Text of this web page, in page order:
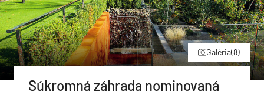
Galéria(8)
Súkromná záhrada nominovaná